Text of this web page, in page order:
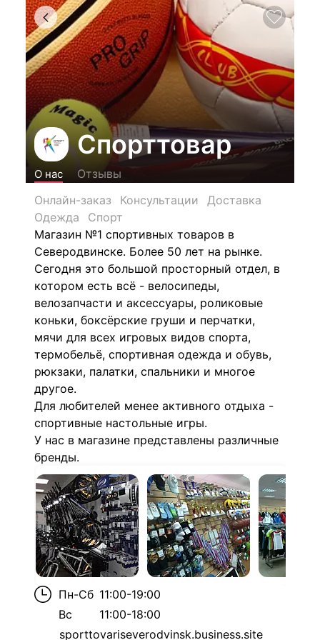
Спорттовар
О нас
Отзывы
Онлайн-заказ
Консультации
Доставка
Одежда
Спорт
Магазин №1 спортивных товаров в
Северодвинске. Более 50 лет на рынке.
Сегодня это большой просторный отдел, в
котором есть всё - велосипеды,
велозапчасти и аксессуары, роликовые
коньки, боксёрские груши и перчатки,
мячи для всех игровых видов спорта,
термобельё, спортивная одежда и обувь,
рюкзаки, палатки, спальники и многое
другое.
Для любителей менее активного отдыха -
спортивные настольные игры.
У нас в магазине представлены различные
бренды.
Пн-Сб 11:00-19:00
Вс
11:00-18:00
sporttovariseverodvinsk.business.site